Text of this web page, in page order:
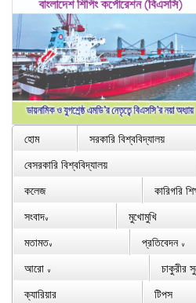
হোম
সরকারি বিশ্ববিদ্যালয়
বেসরকারি বিশ্ববিদ্যালয়
কলেজ
কারিগরি
সংবাদ∨
মুখোমুখি
মতামত∨ প্রতিবেদন ∨
আরো ∨
চাকুরীর
ক্যারিয়ার
টিপস